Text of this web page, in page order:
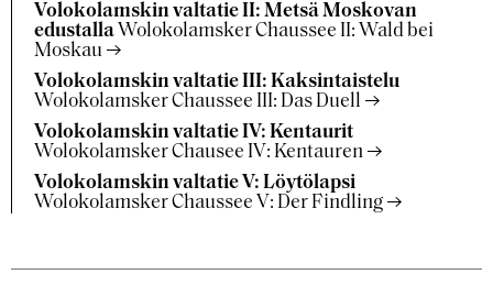
Volokolamskin valtatie II: Metsä Moskovan
edustalla Wolokolamsker Chaussee II: Wald bei
Moskau
Volokolamskin valtatie III: Kaksintaistelu
Wolokolamsker Chaussee III: Das Duell
Volokolamskin valtatie IV: Kentaurit
Wolokolamsker Chausee IV: Kentauren
Volokolamskin valtatie V: Löytölapsi
Wolokolamsker Chaussee V: Der Findling